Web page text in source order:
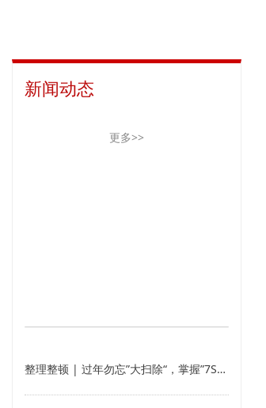
新闻动态
更多>>
整理整顿 | 过年勿忘”大扫除“，掌握”7S“迎接新一年